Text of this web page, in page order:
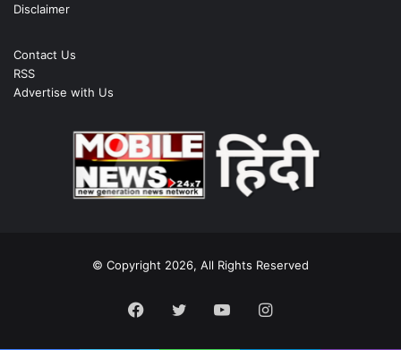
Disclaimer
Contact Us
RSS
Advertise with Us
© Copyright 2026, All Rights Reserved
Facebook
TwitterYouTubeInstagram